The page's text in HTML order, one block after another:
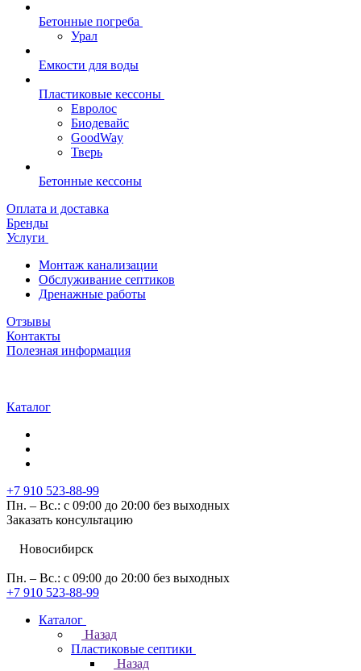
Бетонные погреба
Урал
Емкости для воды
Пластиковые кессоны
Евролос
Биодевайс
GoodWay
Тверь
Бетонные кессоны
Оплата и доставка
Бренды
Услуги
Монтаж канализации
Обслуживание септиков
Дренажные работы
Отзывы
Контакты
Полезная информация
Каталог
+7 910 523-88-99
Пн. – Вс.: с 09:00 до 20:00 без выходных
Заказать консультацию
Новосибирск
Пн. – Вс.: с 09:00 до 20:00 без выходных
+7 910 523-88-99
Каталог
Назад
Пластиковые септики
Назад